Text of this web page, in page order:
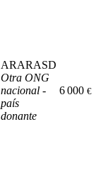
ARARASD
Otra ONG
nacional -
país
donante
6 000 €